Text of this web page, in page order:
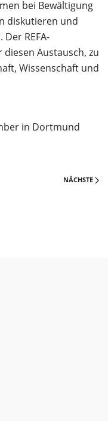
bei Bewältigung
diskutieren und
REFA-
Austausch, zu
Wissenschaft und
in Dortmund
NÄCHSTE